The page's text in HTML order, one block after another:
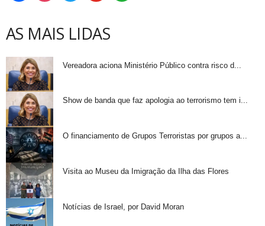
AS MAIS LIDAS
Vereadora aciona Ministério Público contra risco d...
Show de banda que faz apologia ao terrorismo tem i...
O financiamento de Grupos Terroristas por grupos a...
Visita ao Museu da Imigração da Ilha das Flores
Notícias de Israel, por David Moran